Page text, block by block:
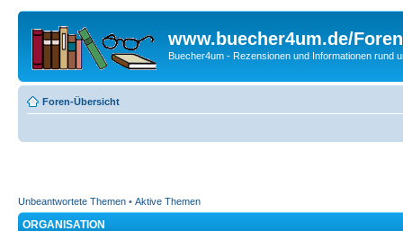
www.buecher4um.de/Foren
Buecher4um - Rezensionen und Informationen rund
Foren-Übersicht
Unbeantwortete Themen • Aktive Themen
ORGANISATION